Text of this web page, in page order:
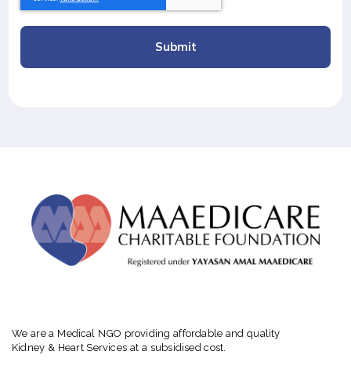
Submit
We are a Medical NGO providing affordable and quality
Kidney & Heart Services at a subsidised cost.